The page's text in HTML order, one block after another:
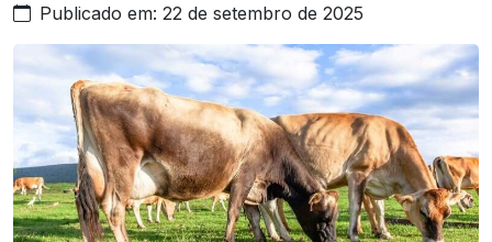
Publicado em: 22 de setembro de 2025